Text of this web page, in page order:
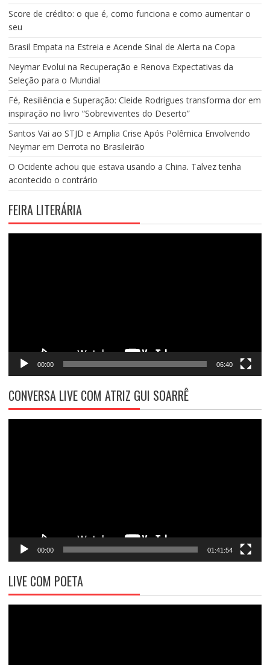
Score de crédito: o que é, como funciona e como aumentar o
seu
Brasil Empata na Estreia e Acende Sinal de Alerta na Copa
Neymar Evolui na Recuperação e Renova Expectativas da
Seleção para o Mundial
Fé, Resiliência e Superação: Cleide Rodrigues transforma dor em
inspiração no livro “Sobreviventes do Deserto”
Santos Vai ao STJD e Amplia Crise Após Polêmica Envolvendo
Neymar em Derrota no Brasileirão
O Ocidente achou que estava usando a China. Talvez tenha
acontecido o contrário
FEIRA LITERÁRIA
00:00 06:40
CONVERSA LIVE COM ATRIZ GUI SOARRÊ
00:00 01:41:54
LIVE COM POETA